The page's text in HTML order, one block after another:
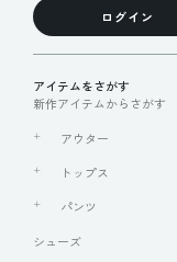
ログイン
アイテムをさがす
新作アイテムからさがす
アウター
トップス
パンツ
シューズ